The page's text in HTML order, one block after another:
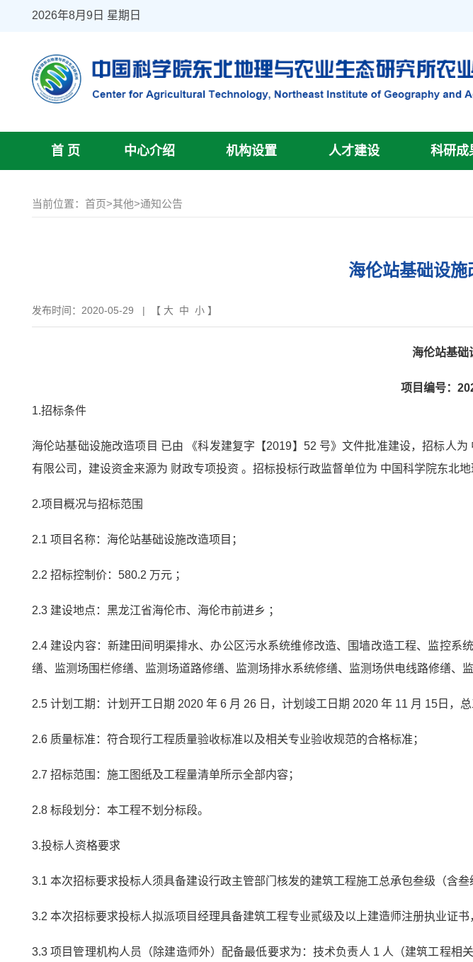
2026年8月9日 星期日
首 页 中心介绍 机构设置 人才建设 科研成
当前位置： 首页>其他>通知公告
海伦站基础设
发布时间：2020-05-29 | 【 大 中 小 】
海伦站基础
项目编号：
1.招标条件
海伦站基础设施改造项目 已由 《科发建复字【2019】52 号》文件批准建设，招标人
有限公司，建设资金来源为 财政专项投资 。招标投标行政监督单位为 中国科学院东北
2.项目概况与招标范围
2.1 项目名称：海伦站基础设施改造项目；
2.2 招标控制价：580.2 万元 ；
2.3 建设地点：黑龙江省海伦市、海伦市前进乡 ；
2.4 建设内容：新建田间明渠排水、办公区污水系统维修改造、围墙改造工程、监控
缮、监测场围栏修缮、监测场道路修缮、监测场排水系统修缮、监测场供电线路修缮、
2.5 计划工期：计划开工日期 2020 年 6 月 26 日，计划竣工日期 2020 年 11 月 15日，总
2.6 质量标准：符合现行工程质量验收标准以及相关专业验收规范的合格标准；
2.7 招标范围：施工图纸及工程量清单所示全部内容；
2.8 标段划分：本工程不划分标段。
3.投标人资格要求
3.1 本次招标要求投标人须具备建设行政主管部门核发的建筑工程施工总承包叁级（含
3.2 本次招标要求投标人拟派项目经理具备建筑工程专业贰级及以上建造师注册执业证
3.3 项目管理机构人员（除建造师外）配备最低要求为：技术负责人 1 人（建筑工程